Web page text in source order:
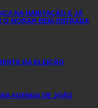
NA HABITAÇÃO E JÁ
O MORAR BEM-ENTRADA
DA ELEIÇÃO
AGENDA DE JOÃO